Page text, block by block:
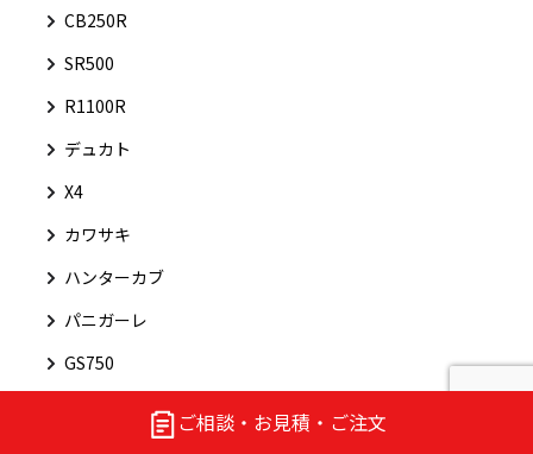
ご相談・お見積・ご注文
CB250R
SR500
R1100R
デュカト
X4
カワサキ
ハンターカブ
パニガーレ
GS750